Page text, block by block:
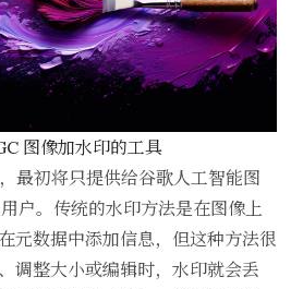
图像加水印的工具
最初将只提供给谷歌人工智能图
户。传统的水印方法是在图像上
元数据中添加信息，但这种方法很
调整大小或编辑时，水印就会丢